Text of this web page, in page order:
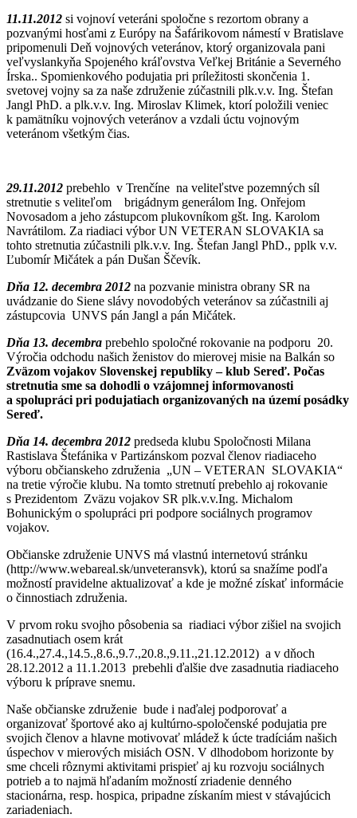
11.11.2012 si vojnoví veteráni spoločne s rezortom obrany a
pozvanými hosťami z Európy na Šafárikovom námestí v Bratislave
pripomenuli Deň vojnových veteránov, ktorý organizovala pani
veľvyslankyňa Spojeného kráľovstva Veľkej Británie a Severného
Írska.. Spomienkového podujatia pri príležitosti skončenia 1.
svetovej vojny sa za naše združenie zúčastnili plk.v.v. Ing. Štefan
Jangl PhD. a plk.v.v. Ing. Miroslav Klimek, ktorí položili veniec
k pamätníku vojnových veteránov a vzdali úctu vojnovým
veteránom všetkým čias.
29.11.2012 prebehlo v Trenčíne na veliteľstve pozemných síl
stretnutie s veliteľom brigádnym generálom Ing. Onřejom
Novosadom a jeho zástupcom plukovníkom gšt. Ing. Karolom
Navrátilom. Za riadiaci výbor UN VETERAN SLOVAKIA sa
tohto stretnutia zúčastnili plk.v.v. Ing. Štefan Jangl PhD., pplk v.v.
Ľubomír Mičátek a pán Dušan Ščevík.
Dňa 12. decembra 2012 na pozvanie ministra obrany SR na
uvádzanie do Siene slávy novodobých veteránov sa zúčastnili aj
zástupcovia UNVS pán Jangl a pán Mičátek.
Dňa 13. decembra prebehlo spoločné rokovanie na podporu 20.
Výročia odchodu našich ženistov do mierovej misie na Balkán so
Zväzom vojakov Slovenskej republiky – klub Sereď. Počas
stretnutia sme sa dohodli o vzájomnej informovanosti
a spolupráci pri podujatiach organizovaných na území posádky
Sereď.
Dňa 14. decembra 2012 predseda klubu Spoločnosti Milana
Rastislava Štefánika v Partizánskom pozval členov riadiaceho
výboru občianskeho združenia „UN – VETERAN SLOVAKIA“
na tretie výročie klubu. Na tomto stretnutí prebehlo aj rokovanie
s Prezidentom Zväzu vojakov SR plk.v.v.Ing. Michalom
Bohunickým o spolupráci pri podpore sociálnych programov
vojakov.
Občianske združenie UNVS má vlastnú internetovú stránku
(http://www.webareal.sk/unveteransvk), ktorú sa snažíme podľa
možností pravidelne aktualizovať a kde je možné získať informácie
o činnostiach združenia.
V prvom roku svojho pôsobenia sa riadiaci výbor zišiel na svojich
zasadnutiach osem krát
(16.4.,27.4.,14.5.,8.6.,9.7.,20.8.,9.11.,21.12.2012) a v dňoch
28.12.2012 a 11.1.2013 prebehli ďalšie dve zasadnutia riadiaceho
výboru k príprave snemu.
Naše občianske združenie bude i naďalej podporovať a
organizovať športové ako aj kultúrno-spoločenské podujatia pre
svojich členov a hlavne motivovať mládež k úcte tradíciám našich
úspechov v mierových misiách OSN. V dlhodobom horizonte by
sme chceli rôznymi aktivitami prispieť aj ku rozvoju sociálnych
potrieb a to najmä hľadaním možností zriadenie denného
stacionárna, resp. hospica, pripadne získaním miest v stávajúcich
zariadeniach.